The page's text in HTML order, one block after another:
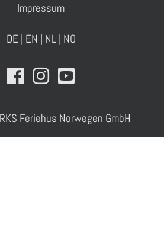
Impressum
DE | EN | NL| NO
Feriehus Norwegen GmbH